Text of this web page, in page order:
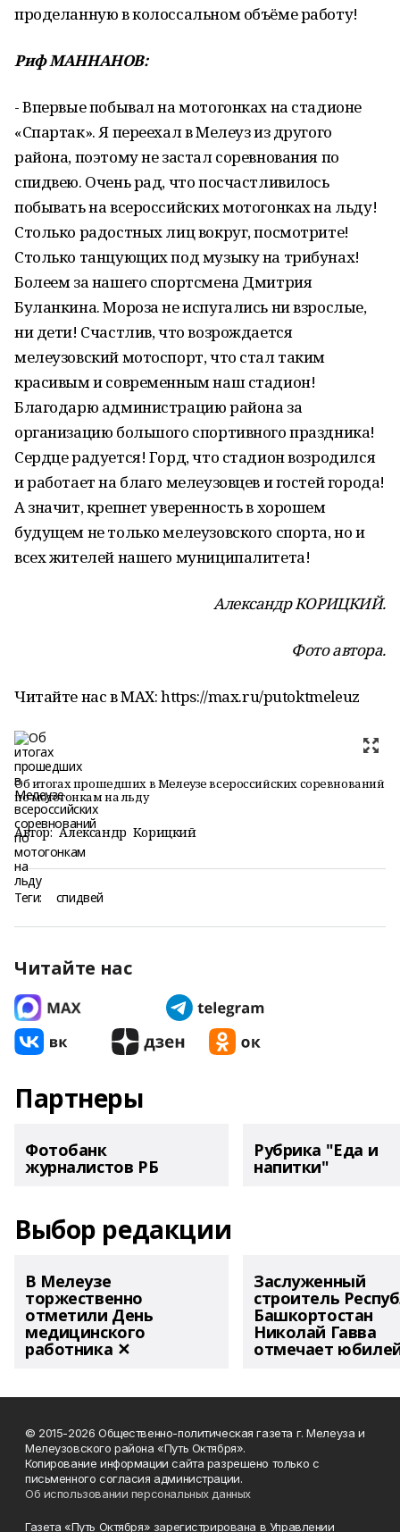
проделанную в колоссальном объёме работу!
Риф МАННАНОВ:
- Впервые побывал на мотогонках на стадионе
«Спартак». Я переехал в Мелеуз из другого
района, поэтому не застал соревнования по
спидвею. Очень рад, что посчастливилось
побывать на всероссийских мотогонках на льду!
Столько радостных лиц вокруг, посмотрите!
Столько танцующих под музыку на трибунах!
Болеем за нашего спортсмена Дмитрия
Буланкина. Мороза не испугались ни взрослые,
ни дети! Счастлив, что возрождается
мелеузовский мотоспорт, что стал таким
красивым и современным наш стадион!
Благодарю администрацию района за
организацию большого спортивного праздника!
Сердце радуется! Горд, что стадион возродился
и работает на благо мелеузовцев и гостей города!
А значит, крепнет уверенность в хорошем
будущем не только мелеузовского спорта, но и
всех жителей нашего муниципалитета!
Александр КОРИЦКИЙ.
Фото автора.
Читайте нас в МАХ: https://max.ru/putoktmeleuz
Об итогах прошедших в Мелеузе всероссийских соревнований
по мотогонкам на льду
Автор: Александр Корицкий
Теги: спидвей
Читайте нас
Партнеры
Фотобанк
журналистов РБ
Рубрика "Еда и
напитки"
Выбор редакции
В Мелеузе
торжественно
отметили День
медицинского
работника ✕
Заслуженный
строитель
Башкортостан
Николай Гавва
отмечает
© 2015-2026 Общественно-политическая газета г. Мелеуза и
Мелеузовского района «Путь Октября».
Копирование информации сайта разрешено только с
письменного согласия администрации.
Об использовании персональных данных
Газета «Путь Октября» зарегистрирована в Управлении